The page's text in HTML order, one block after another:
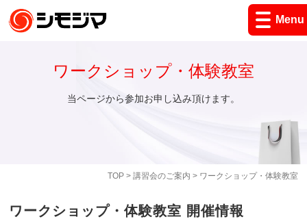
Menu
TOP> 講習会のご案内 > ワークショップ・体験教室
ワークショップ・体験教室
当ページから参加お申し込み頂けます。
ワークショップ・体験教室 開催情報